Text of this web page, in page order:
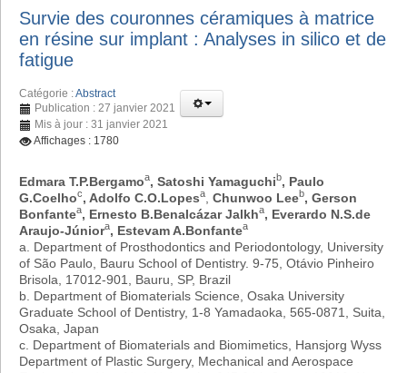
Survie des couronnes céramiques à matrice
en résine sur implant : Analyses in silico et de
fatigue
Catégorie :Abstract
Publication : 27 janvier 2021
Mis à jour : 31 janvier 2021
Affichages : 1780
Edmara T.P.Bergamoa, Satoshi Yamaguchib, Paulo
G.Coelhoc, Adolfo C.O.Lopesa Chunwoo Leeb, Gerson
Bonfantea, Ernesto B.Benalcázar Jalkha, Everardo N.S.de
Araujo-Júniora, Estevam A.Bonfantea
a. Department of Prosthodontics and Periodontology, University
of São Paulo, Bauru School of Dentistry. 9-75, Otávio Pinheiro
Brisola, 17012-901, Bauru, SP, Brazil
b. Department of Biomaterials Science, Osaka University
Graduate School of Dentistry, 1-8 Yamadaoka, 565-0871, Suita,
Osaka, Japan
c. Department of Biomaterials and Biomimetics, Hansjorg Wyss
Department of Plastic Surgery, Mechanical and Aerospace